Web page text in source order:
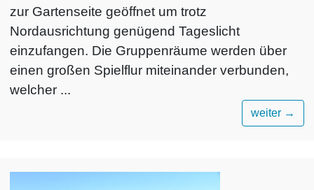
zur Gartenseite geöffnet um trotz
Nordausrichtung genügend Tageslicht
einzufangen. Die Gruppenräume werden über
einen großen Spielflur miteinander verbunden,
welcher ...
weiter →